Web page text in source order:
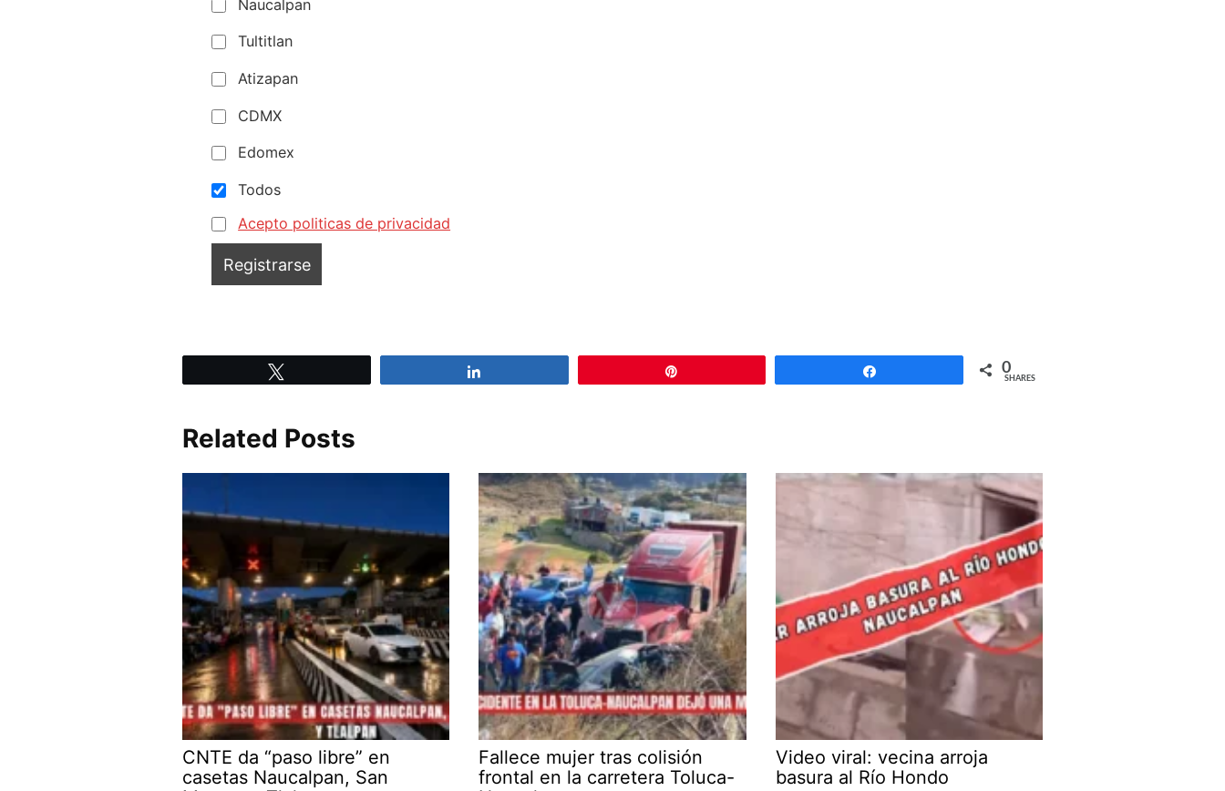
Naucalpan
Tultitlan
Atizapan
CDMX
Edomex
Todos
Acepto politicas de privacidad
0
SHARES
Related Posts
CNTE da “paso libre” en
casetas Naucalpan, San
Fallece mujer tras colisión
frontal en la carretera Toluca-
Video viral: vecina arroja
basura al Río Hondo